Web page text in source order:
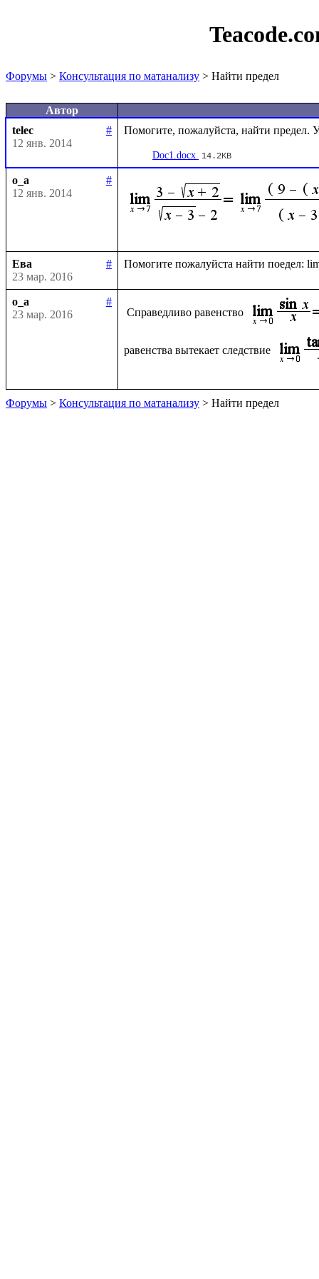
Форумы > Консультация по матанализу > Найти предел
Автор
telec
#
12 янв. 2014
Doc1.docx 14.2KB
o_a
#
12 янв. 2014
Ева
#
23 мар. 2016
o_a
#
23 мар. 2016
Справедливо равенство
равенства вытекает следствие
Форумы > Консультация по матанализу > Найти предел